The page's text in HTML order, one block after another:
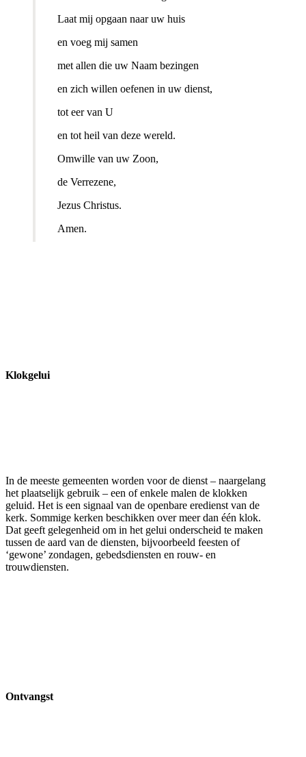
Laat mij opgaan naar uw huis
en voeg mij samen
met allen die uw Naam bezingen
en zich willen oefenen in uw dienst,
tot eer van U
en tot heil van deze wereld.
Omwille van uw Zoon,
de Verrezene,
Jezus Christus.
Amen.
Klokgelui
In de meeste gemeenten worden voor de dienst – naargelang
het plaatselijk gebruik – een of enkele malen de klokken
geluid. Het is een signaal van de openbare eredienst van de
kerk. Sommige kerken beschikken over meer dan één klok.
Dat geeft gelegenheid om in het gelui onderscheid te maken
tussen de aard van de diensten, bijvoorbeeld feesten of
‘gewone’ zondagen, gebedsdiensten en rouw- en
trouwdiensten.
Ontvangst